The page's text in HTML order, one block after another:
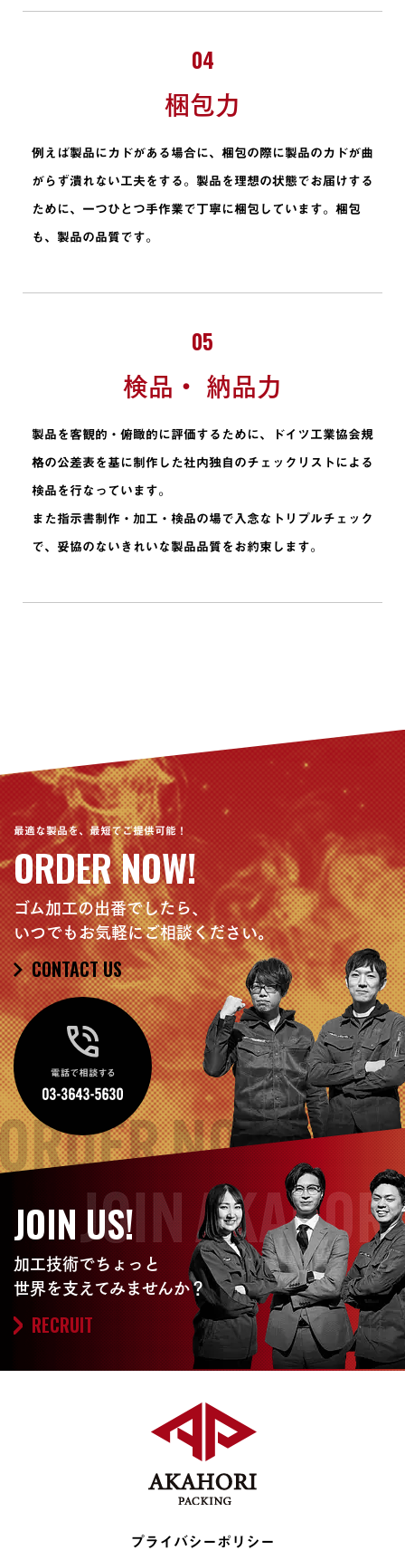
04
梱包力
例えば製品にカドがある場合に、梱包の際に製品のカドが曲
がらず潰れない工夫をする。製品を理想の状態でお届けする
ために、一つひとつ手作業で丁寧に梱包しています。梱包
も、製品の品質です。
05
検品・ 納品力
製品を客観的・俯瞰的に評価するために、ドイツ工業協会規
格の公差表を基に制作した社内独自のチェックリストによる
検品を行なっています。
また指示書制作・加工・検品の場で入念なトリプルチェック
で、妥協のないきれいな製品品質をお約束します。
最適な製品を、最短でご提供可能！
ORDER NOW!
ゴム加工の出番でしたら、
いつでもお気軽にご相談ください。
CONTACT US
JOIN US!
加工技術でちょっと
世界を支えてみませんか？
RECRUIT
プライバシーポリシー